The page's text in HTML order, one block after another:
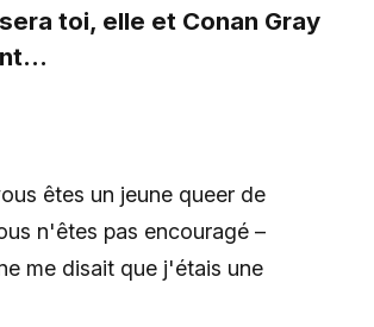
toi, elle et Conan Gray
êtes un jeune queer de
n'êtes pas encouragé –
me disait que j'étais une